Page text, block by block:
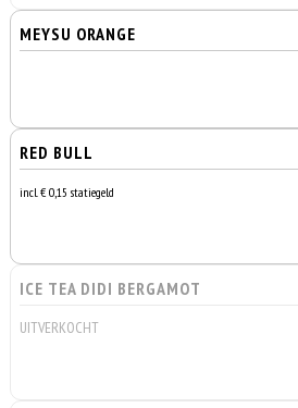
MEYSU ORANGE
RED BULL
incl. € 0,15 statiegeld
ICE TEA DIDI BERGAMOT
UITVERKOCHT